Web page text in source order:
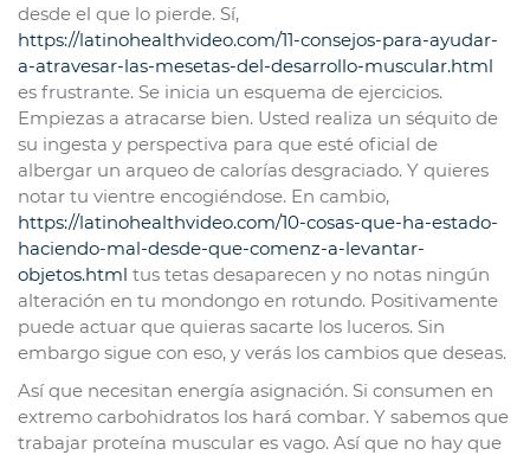
desde el que lo pierde. Sí,
https://latinohealthvideo.com/11-consejos-para-ayudar-
a-atravesar-las-mesetas-del-desarrollo-muscular.html
es frustrante. Se inicia un esquema de ejercicios.
Empiezas a atracarse bien. Usted realiza un séquito de
su ingesta y perspectiva para que esté oficial de
albergar un arqueo de calorías desgraciado. Y quieres
notar tu vientre encogiéndose. En cambio,
https://latinohealthvideo.com/10-cosas-que-ha-estado-
haciendo-mal-desde-que-comenz-a-levantar-
objetos.html tus tetas desaparecen y no notas ningún
alteración en tu mondongo en rotundo. Positivamente
puede actuar que quieras sacarte los luceros. Sin
embargo sigue con eso, y verás los cambios que deseas.
Así que necesitan energía asignación. Si consumen en
extremo carbohidratos los hará combar. Y sabemos que
trabajar proteína muscular es vago. Así que no hay que